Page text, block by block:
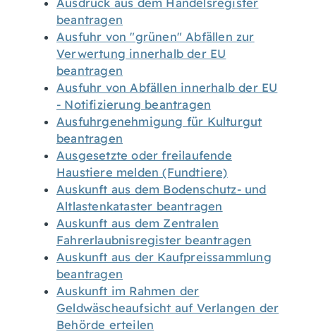
Ausdruck aus dem Handelsregister
beantragen
Ausfuhr von "grünen" Abfällen zur
Verwertung innerhalb der EU
beantragen
Ausfuhr von Abfällen innerhalb der EU
- Notifizierung beantragen
Ausfuhrgenehmigung für Kulturgut
beantragen
Ausgesetzte oder freilaufende
Haustiere melden (Fundtiere)
Auskunft aus dem Bodenschutz- und
Altlastenkataster beantragen
Auskunft aus dem Zentralen
Fahrerlaubnisregister beantragen
Auskunft aus der Kaufpreissammlung
beantragen
Auskunft im Rahmen der
Geldwäscheaufsicht auf Verlangen der
Behörde erteilen